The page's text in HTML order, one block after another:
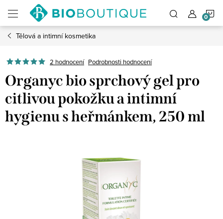
obsah
Tělová a intimní kosmetika
2 hodnocení Podrobnosti hodnocení
Organyc bio sprchový gel pro
citlivou pokožku a intimní
hygienu s heřmánkem, 250 ml